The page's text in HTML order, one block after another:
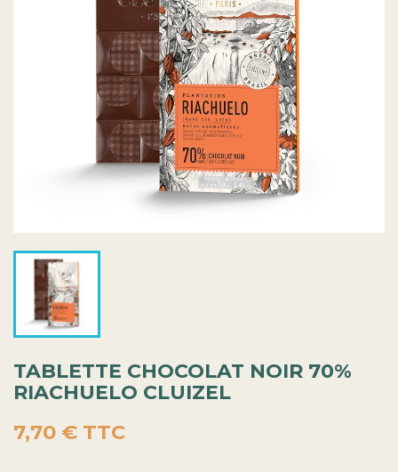
TABLETTE CHOCOLAT NOIR 70%
RIACHUELO CLUIZEL
7,70 € TTC